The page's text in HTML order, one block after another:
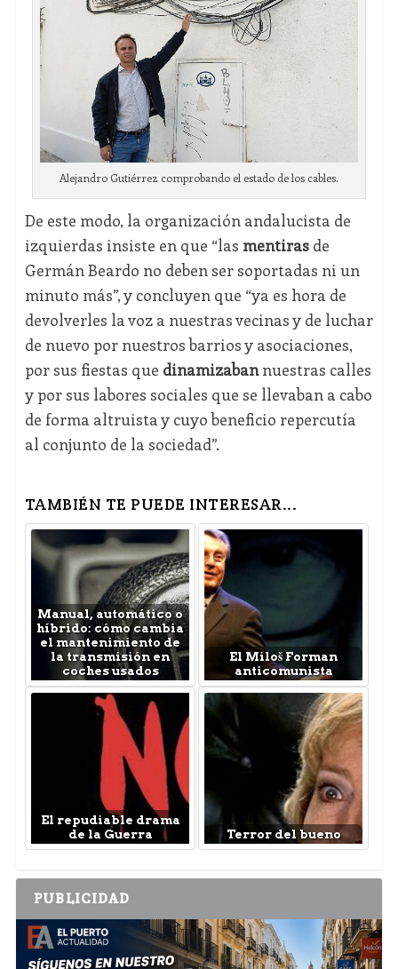
Alejandro Gutiérrez comprobando el estado de los cables.
De este modo, la organización andalucista de
izquierdas insiste en que “las mentirasde
Germán Beardo no deben ser soportadas ni un
minuto más”, y concluyen que “ya es hora de
devolverles la voz a nuestras vecinas y de luchar
de nuevo por nuestros barrios y asociaciones,
por sus fiestas que dinamizabannuestras calles
y por sus labores sociales que se llevaban a cabo
de forma altruista y cuyo beneficio repercutía
al conjunto de la sociedad”.
TAMBIÉN TE PUEDE INTERESAR...
Manual, automático o
híbrido: cómo cambia
el mantenimiento de
la transmisión en
coches usados
El Miloš Forman
anticomunista
El repudiable drama
de la Guerra
Terror del bueno
PUBLICIDAD